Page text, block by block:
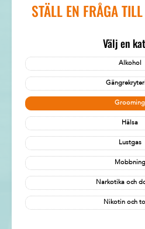
STÄLL EN FRÅGA
Välj en
Alkohol
Grooming
Hälsa
Lustgas
Mobbning
Narkotika och
Nikotin och